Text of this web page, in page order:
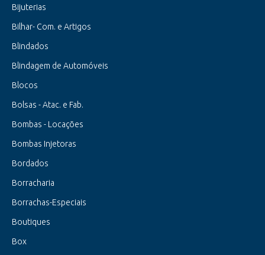
Bijuterias
Bilhar- Com. e Artigos
Blindados
Blindagem de Automóveis
Blocos
Bolsas - Atac. e Fab.
Bombas - Locações
Bombas Injetoras
Bordados
Borracharia
Borrachas-Especiais
Boutiques
Box